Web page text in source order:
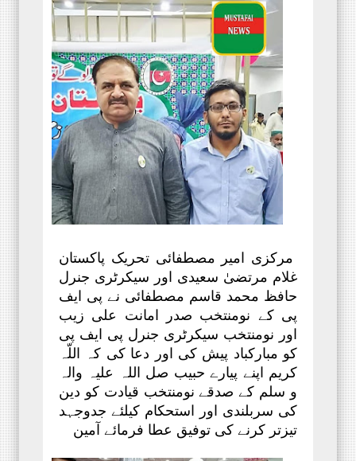
مرکزی امیر مصطفائی تحریک پاکستان
غلام مرتضیٰ سعیدی اور سیکرٹری جنرل
حافظ محمد قاسم مصطفائی نے پی ایف
پی کے نومنتخب صدر امانت علی زیب
اور نومنتخب سیکرٹری جنرل پی ایف پی
کو مبارکباد پیش کی اور دعا کی کہ اللّہ
کریم اپنے پیارے حبیب صل اللہ علیہ والہ
و سلم کے صدقے نومنتخب قیادت کو دین
کی سربلندی اور استحکام کیلئے جدوجہد
تیزتر کرنے کی توفیق عطا فرمائے آمین